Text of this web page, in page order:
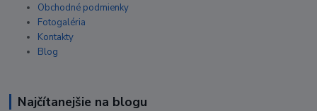
Obchodné podmienky
Fotogaléria
Kontakty
Blog
Najčítanejšie na blogu